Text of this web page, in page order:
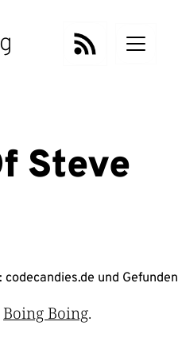
Steve
codecandies.de und Gefunden
Boing Boing.